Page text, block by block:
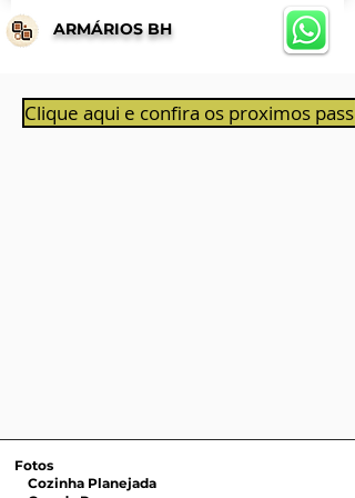
ARMÁRIOS BH
Clique aqui e confira os proximos
Fotos
Cozinha Planejada